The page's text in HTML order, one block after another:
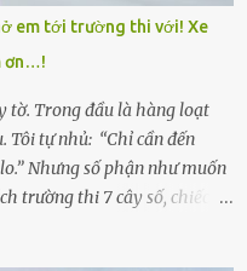
sau này như hoa mai nở
cũng cần đất màu, mà nhà
đó, Trí đỗ Đại học Bách
em tới trường thi với! Xe
ơn…!
tờ. Trong đầu là hàng loạt
Tôi tự nhủ: “Chỉ cần đến
Nhưng số phận như muốn
trường thi 7 cây số, chiếc xe